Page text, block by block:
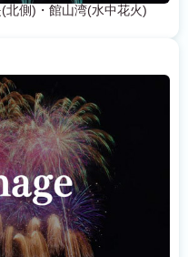
北側)・館山湾(水中花火)